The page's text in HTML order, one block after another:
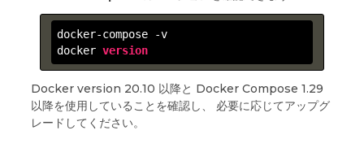
docker-compose -v
docker version
Docker version 20.10 以降と Docker Compose 1.29
以降を使用していることを確認し、 必要に応じてアップグ
レードしてください。